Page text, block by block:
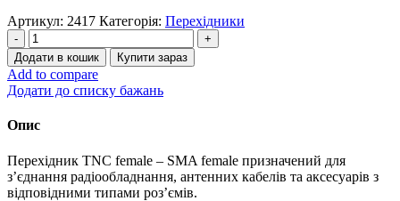
Артикул: 2417 Категорія: Перехідники
Перехідник
TNC
female
-
SMA
кількість
Додати в кошик Купити зараз
Add to compare
Додати до списку бажань
Опис
Перехідник TNC female – SMA female призначений для
з’єднання радіообладнання, антенних кабелів та аксесуарів з
відповідними типами роз’ємів.